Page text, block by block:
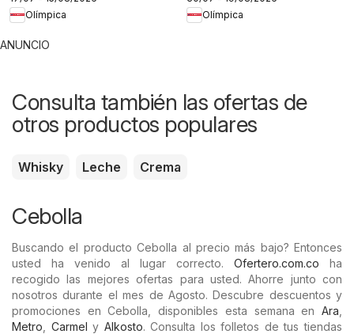
Olímpica
Olímpica
ANUNCIO
Consulta también las ofertas de
otros productos populares
Whisky Leche Crema
Cebolla
Buscando el producto Cebolla al precio más bajo? Entonces
usted ha venido al lugar correcto. Ofertero.com.co ha
recogido las mejores ofertas para usted. Ahorre junto con
nosotros durante el mes de Agosto. Descubre descuentos y
promociones en Cebolla, disponibles esta semana en Ara
Metro
Carmel y Alkosto. Consulta los folletos de tus tiendas